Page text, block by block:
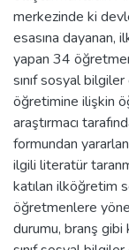
merkezinde ki
esasına dayanan,
yapan 34
sınıf sosyal
öğretimine ilişkin
araştırmacı
formundan
ilgili literatür
katılan ilköğretim
öğretmenlere
durumu, branş